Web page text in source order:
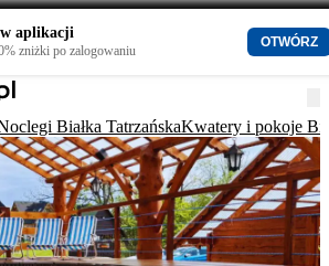
aplikacji
zniżki po zalogowaniu
OTWÓRZ
Białka TatrzańskaKwatery i pokoje